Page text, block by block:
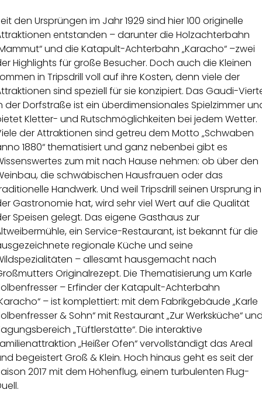
den Ursprüngen im Jahr 1929 sind hier 100 originelle
entstanden – darunter die Holzachterbahn
und die Katapult-Achterbahn „Karacho“ –zwei
Highlights für große Besucher. Doch auch die Kleinen
in Tripsdrill voll auf ihre Kosten, denn viele der
sind speziell für sie konzipiert. Das Gaudi-
der Dorfstraße ist ein überdimensionales Spielzimmer
Kletter- und Rutschmöglichkeiten bei jedem Wetter.
der Attraktionen sind getreu dem Motto „Schwaben
1880“ thematisiert und ganz nebenbei gibt es
zum mit nach Hause nehmen: ob über den
die schwäbischen Hausfrauen oder das
Handwerk. Und weil Tripsdrill seinen Ursprung in
Gastronomie hat, wird sehr viel Wert auf die Qualität
Speisen gelegt. Das eigene Gasthaus zur
ein Service-Restaurant, ist bekannt für die
regionale Küche und seine
– allesamt hausgemacht nach
Originalrezept. Die Thematisierung um Karle
– Erfinder der Katapult-Achterbahn
– ist komplettiert: mit dem Fabrikgebäude „Karle
& Sohn“ mit Restaurant „Zur Werksküche“
„Tüftlerstätte“. Die interaktive
„Heißer Ofen“ vervollständigt das Areal
begeistert Groß & Klein. Hoch hinaus geht es seit der
2017 mit dem Höhenflug, einem turbulenten Flug-